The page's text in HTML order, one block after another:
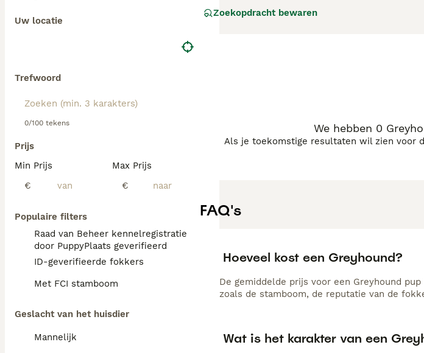
Uw locatie
Trefwoord
0/100 tekens
Prijs
Min Prijs
€
Max Prijs
€
Populaire filters
Raad van Beheer kennelregistratie
door PuppyPlaats geverifieerd
ID-geverifieerde fokkers
Met FCI stamboom
Geslacht van het huisdier
Mannelijk
gezinsleden ontwikkelt, derhalve is de
voor
Zoekopdracht bewaren
We hebben 0
Als je toekomstige resultaten wil zien voor
FAQ's
Hoeveel kost een Greyhound?
De gemiddelde prijs voor een Greyhound
zoals de stamboom, de reputatie van de
Wat is het karakter van een